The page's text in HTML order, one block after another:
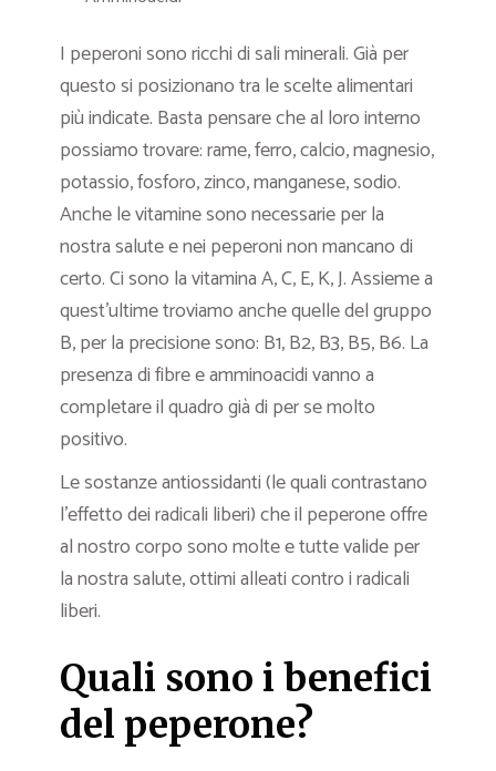
I peperoni sono ricchi di sali minerali. Già per
questo si posizionano tra le scelte alimentari
più indicate. Basta pensare che al loro interno
possiamo trovare: rame, ferro, calcio, magnesio,
potassio, fosforo, zinco, manganese, sodio.
Anche le vitamine sono necessarie per la
nostra salute e nei peperoni non mancano di
certo. Ci sono la vitamina A, C, E, K, J. Assieme a
quest’ultime troviamo anche quelle del gruppo
B, per la precisione sono: B1, B2, B3, B5, B6. La
presenza di fibre e amminoacidi vanno a
completare il quadro già di per se molto
positivo.
Le sostanze antiossidanti (le quali contrastano
l’effetto dei radicali liberi) che il peperone offre
al nostro corpo sono molte e tutte valide per
la nostra salute, ottimi alleati contro i radicali
liberi.
Quali sono i benefici
del peperone?